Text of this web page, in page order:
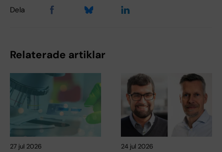
Dela
Relaterade artiklar
27 jul 2026 24 jul 2026